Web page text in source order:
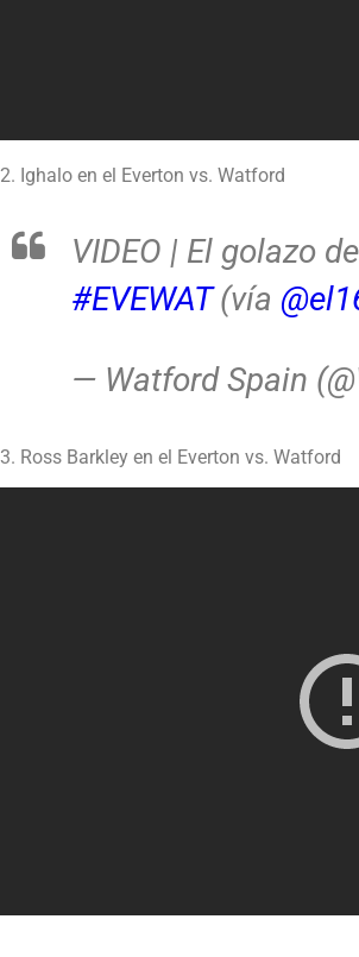
2. Ighalo en el Everton vs. Watford
VIDEO | El golazo
#EVEWAT(vía
— Watford Spain
3. Ross Barkley en el Everton vs. Watford